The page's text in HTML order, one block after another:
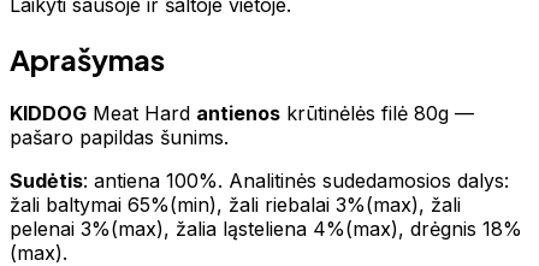
Aprašymas
KIDDOG Meat Hard antienos krūtinėlės filė 80g —
pašaro papildas šunims.
Sudėtis: antiena 100%. Analitinės sudedamosios dalys:
žali baltymai 65%(min), žali riebalai 3%(max), žali
pelenai 3%(max), žalia ląsteliena 4%(max), drėgnis 18%
(max).